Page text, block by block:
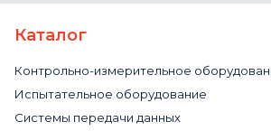
Каталог
Контрольно-измерительное
Испытательное оборудование
Системы передачи данных